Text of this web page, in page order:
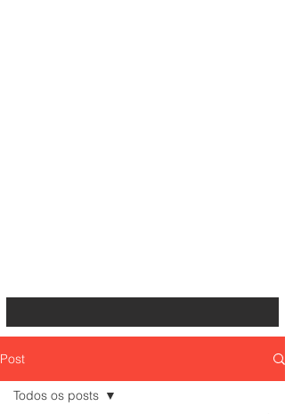
Post
Todos os posts